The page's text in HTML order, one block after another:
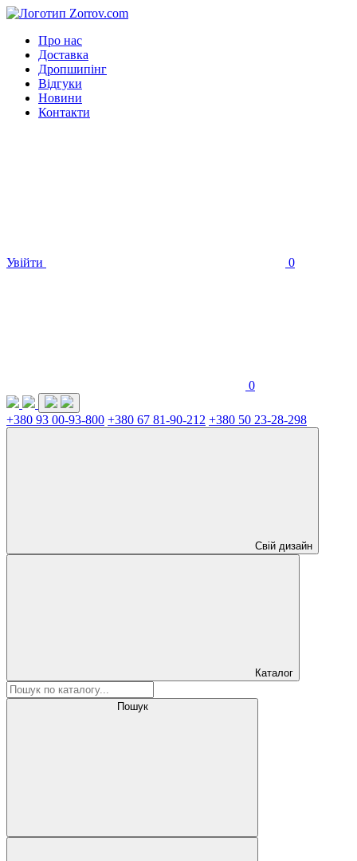
Про нас
Доставка
Дропшипінг
Відгуки
Новини
Контакти
Увійти 0
0
+380 93 00-93-800 +380 67 81-90-212 +380 50 23-28-298
Свій дизайн
Каталог
Пошук